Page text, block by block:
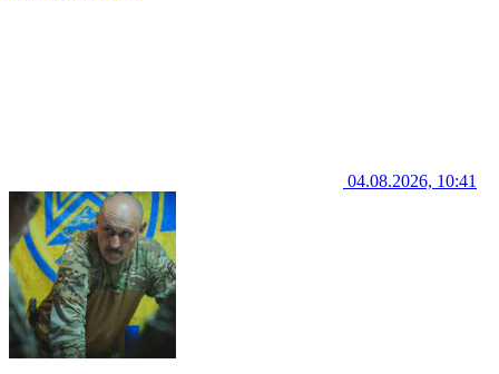
04.08.2026, 10:41